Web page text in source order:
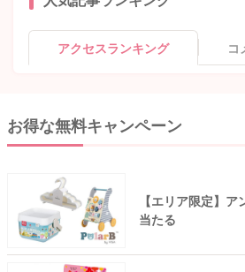
アクセスランキング コ
お得な無料キャンペーン
【エリア限定】
当たる